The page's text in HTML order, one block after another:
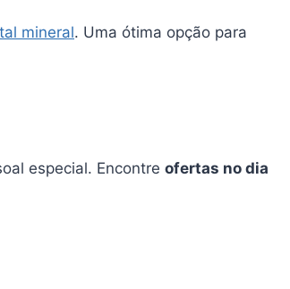
mineral. Uma ótima opção para
especial. Encontre ofertas no dia